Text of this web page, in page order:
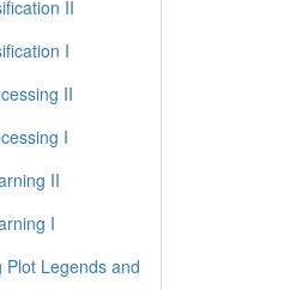
II
I
II
I
II
I
Plot Legends and